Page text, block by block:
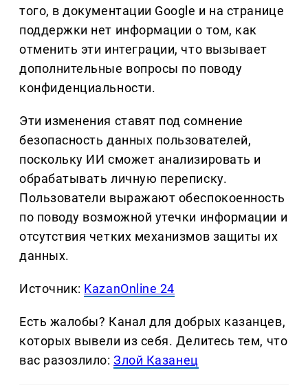
того, в документации Google и на странице
поддержки нет информации о том, как
отменить эти интеграции, что вызывает
дополнительные вопросы по поводу
конфиденциальности.
Эти изменения ставят под сомнение
безопасность данных пользователей,
поскольку ИИ сможет анализировать и
обрабатывать личную переписку.
Пользователи выражают обеспокоенность
по поводу возможной утечки информации и
отсутствия четких механизмов защиты их
данных.
Источник: KazanOnline 24
Есть жалобы? Канал для добрых казанцев,
которых вывели из себя. Делитеcь тем, что
вас разозлило:Злой Казанец